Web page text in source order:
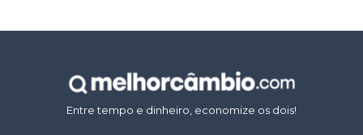
Entre tempo e dinheiro, economize os dois!